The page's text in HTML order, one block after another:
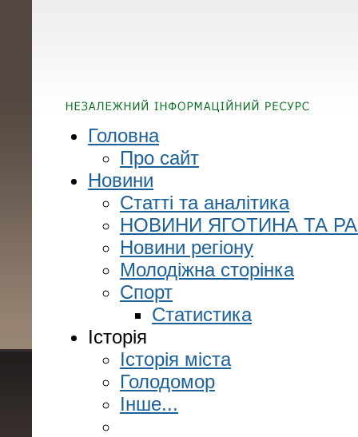
Головна
Про сайт
Новини
Статті та аналітика
НОВИНИ ЯГОТИНА ТА
Новини регіону
Молодіжна сторінка
Спорт
Статистика
Історія
Історія міста
Голодомор
Інше...